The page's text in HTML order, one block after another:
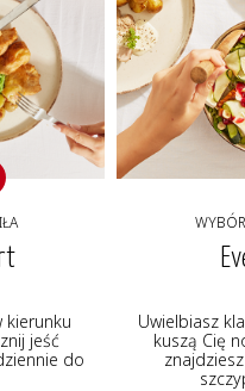
kierunku
jeść
do
Uwielbiasz
kuszą Cię